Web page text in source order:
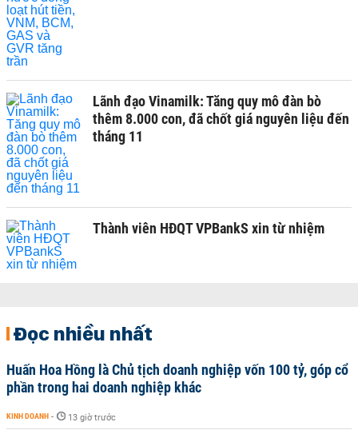
Lãnh đạo Vinamilk: Tăng quy mô đàn bò
thêm 8.000 con, đã chốt giá nguyên liệu đến
tháng 11
Thành viên HĐQT VPBankS xin từ nhiệm
Đọc nhiều nhất
Huấn Hoa Hồng là Chủ tịch doanh nghiệp vốn 100 tỷ, góp cổ
phần trong hai doanh nghiệp khác
KINH DOANH - 13 giờ trước